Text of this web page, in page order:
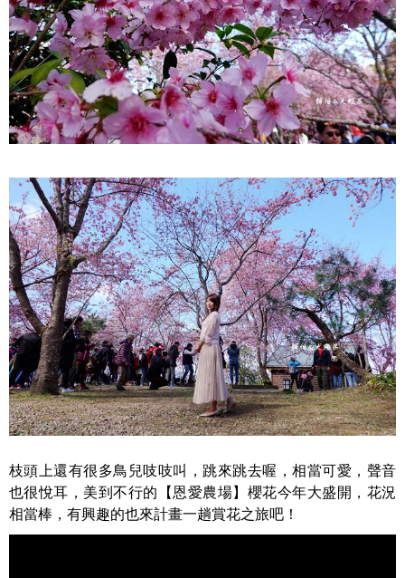
枝頭上還有很多鳥兒吱吱叫，跳來跳去喔，相當可愛，聲音
也很悅耳，美到不行的【恩愛農場】櫻花今年大盛開，花況
相當棒，有興趣的也來計畫一趟賞花之旅吧！